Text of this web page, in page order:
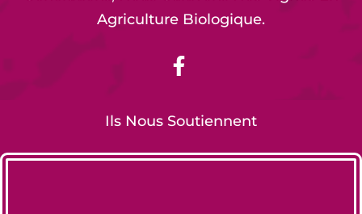
Agriculture Biologique.
Ils Nous Soutiennent